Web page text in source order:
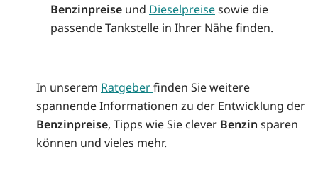
Benzinpreise und Dieselpreisesowie die
passende Tankstelle in Ihrer Nähe finden.
In unserem Ratgeberfinden Sie weitere
spannende Informationen zu der Entwicklung der
Benzinpreise, Tipps wie Sie clever Benzin sparen
können und vieles mehr.